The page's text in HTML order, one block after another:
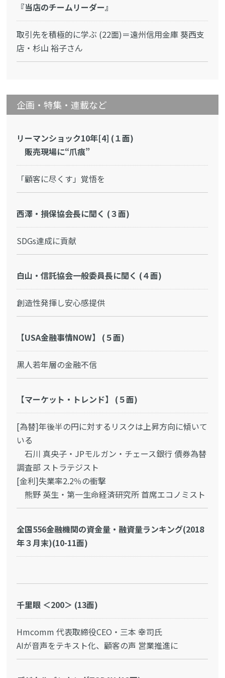
『当店のチームリーダー』
取引先を積極的に学ぶ (22面)＝遠州信用金庫 葵西支
店・杉山 裕子さん
企画・特集・連載など
リーマンショック10年[4] (１面)
販売現場に“爪痕”
「顧客に尽くす」覚悟を
西澤・損保協会長に聞く (３面)
SDGs達成に貢献
白山・信託協会一般委員長に聞く (４面)
創造性発揮し安心感提供
【USA金融事情NOW】 (５面)
黒人若年層の金融不信
【マーケット・トレンド】 (５面)
[為替]年後半の円に対するリスクは上昇方向に傾いて
いる
石川 真央子・JPモルガン・チェース銀行 債券為替
調査部 ストラテジスト
[金利]失業率2.2％の衝撃
熊野 英生・第一生命経済研究所 首席エコノミスト
全国556金融機関の資金量・融資量ランキング(2018
年３月末)(10-11面)
千里眼 ＜200＞ (13面)
Hmcomm 代表取締役CEO・三本 幸司氏
AIが音声をテキスト化、顧客の声 営業推進に